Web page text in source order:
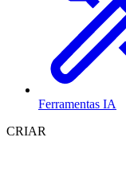
Ferramentas IA
CRIAR